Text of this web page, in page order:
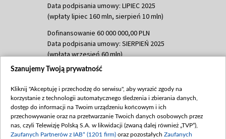
Data podpisania umowy: LIPIEC 2025
(wpłaty lipiec 160 mln, sierpień 10 mln)
Dofinansowanie 60 000 000,00 PLN
Data podpisania umowy: SIERPIEŃ 2025
(wpłata wrzesień 60 mln)
Dofinansowanie 635 783 051,21 PLN
(wpłata wrzesień 100 mln, październik 350
mln, listopad 265 mln)
Dofinansowanie 48 862 000,00 PLN
Data podpisania umowy: GRUDZIEŃ 2025
Szanujemy Twoją prywatność
Kliknij "Akceptuję i przechodzę do serwisu", aby wyrazić zgody na
korzystanie z technologii automatycznego śledzenia i zbierania danych,
dostęp do informacji na Twoim urządzeniu końcowym i ich
przechowywanie oraz na przetwarzanie Twoich danych osobowych przez
nas, czyli Telewizję Polską S.A. w likwidacji (zwaną dalej również „TVP”),
Zaufanych Partnerów z IAB* (1201 firm) oraz pozostałych Zaufanych